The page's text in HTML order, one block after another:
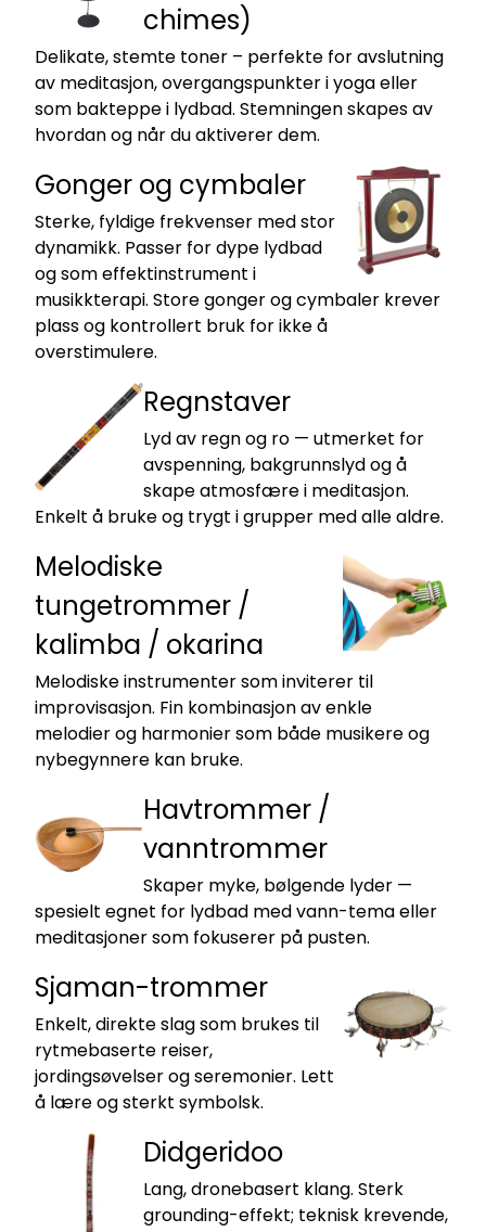
chimes)
Delikate, stemte toner – perfekte for avslutning
av meditasjon, overgangspunkter i yoga eller
som bakteppe i lydbad. Stemningen skapes av
hvordan og når du aktiverer dem.
Gonger og cymbaler
Sterke, fyldige frekvenser med stor
dynamikk. Passer for dype lydbad
og som effektinstrument i
musikkterapi. Store gonger og cymbaler krever
plass og kontrollert bruk for ikke å
overstimulere.
Regnstaver
Lyd av regn og ro — utmerket for
avspenning, bakgrunnslyd og å
skape atmosfære i meditasjon.
Enkelt å bruke og trygt i grupper med alle aldre.
Melodiske
tungetrommer /
kalimba / okarina
Melodiske instrumenter som inviterer til
improvisasjon. Fin kombinasjon av enkle
melodier og harmonier som både musikere og
nybegynnere kan bruke.
Havtrommer /
vanntrommer
Skaper myke, bølgende lyder —
spesielt egnet for lydbad med vann-tema eller
meditasjoner som fokuserer på pusten.
Sjaman-trommer
Enkelt, direkte slag som brukes til
rytmebaserte reiser,
jordingsøvelser og seremonier. Lett
å lære og sterkt symbolsk.
Didgeridoo
Lang, dronebasert klang. Sterk
grounding-effekt; teknisk krevende,